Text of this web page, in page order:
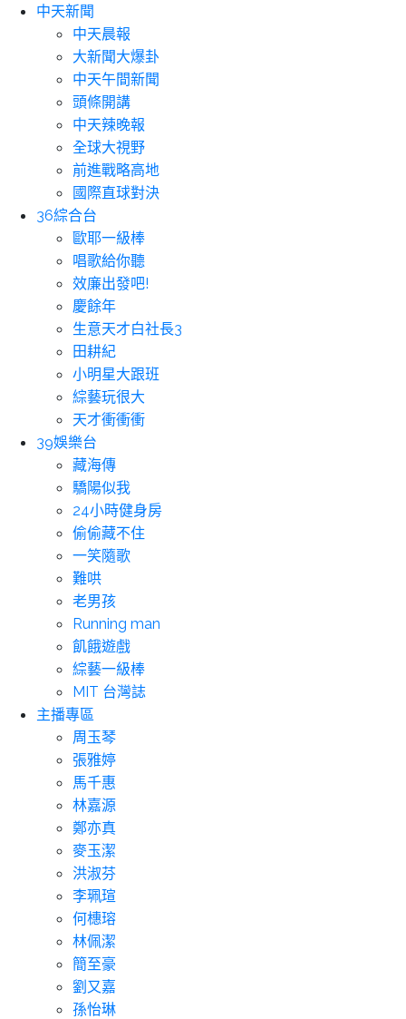
中天新聞
中天晨報
大新聞大爆卦
中天午間新聞
頭條開講
中天辣晚報
全球大視野
前進戰略高地
國際直球對決
36綜合台
歐耶一級棒
唱歌給你聽
效廉出發吧!
慶餘年
生意天才白社長3
田耕紀
小明星大跟班
綜藝玩很大
天才衝衝衝
39娛樂台
藏海傳
驕陽似我
24小時健身房
偷偷藏不住
一笑隨歌
難哄
老男孩
Running man
飢餓遊戲
綜藝一級棒
MIT 台灣誌
主播專區
周玉琴
張雅婷
馬千惠
林嘉源
鄭亦真
麥玉潔
洪淑芬
李珮瑄
何橞瑢
林佩潔
簡至豪
劉又嘉
孫怡琳